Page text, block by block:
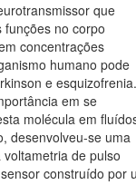
que
no corpo
concentrações
humano pode
e esquizofrenia.
em se
molécula em
desenvolveu-se uma
de pulso
construído por